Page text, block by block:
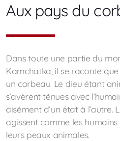
Aux pays du
Dans toute une partie du
Kamchatka, il se raconte
un corbeau. Le dieu étant
s’avèrent ténues avec
aisément d‘un état à l’autre.
agissent comme les
leurs peaux animales.